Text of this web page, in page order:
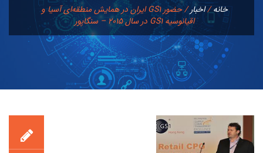
خانه/اخبار/
حضور GS1 ایران در همایش منطقه‌ای آسیا و
اقیانوسیه GS1 در سال ۲۰۱۵ – سنگاپور